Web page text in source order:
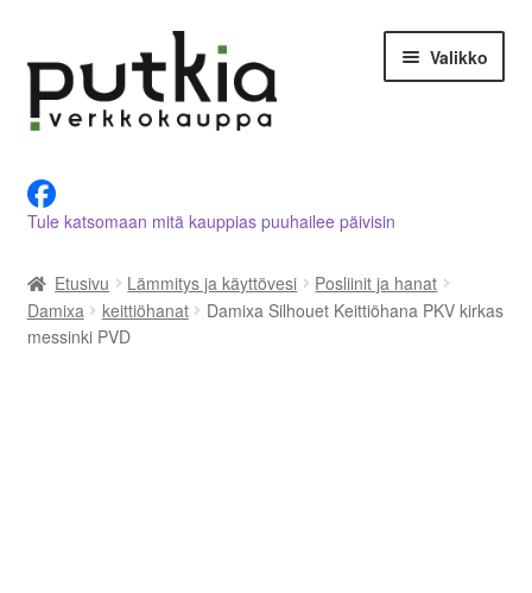
navigointiin
sisältöön
Valikko
Tietoja meistä
Asiakastilini
Ostoskori
Tule katsomaan mitä kauppias puuhailee päivisin
Etusivu Lämmitys ja käyttövesi
Posliinit ja hanat
Damixa
keittiöhanat
Damixa Silhouet Keittiöhana PKV kirkas
messinki PVD